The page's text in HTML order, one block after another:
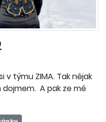
v týmu ZIMA. Tak nějak
A pak ze mě